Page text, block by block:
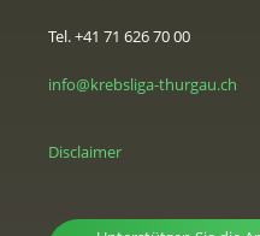
Tel. +41 71 626 70 00
info@krebsliga-thurgau.ch
Disclaimer